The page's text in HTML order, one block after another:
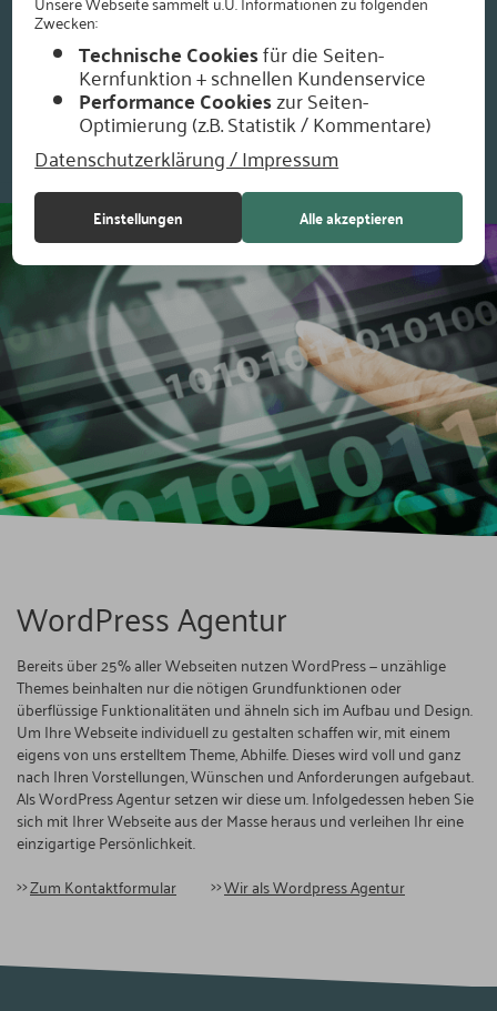
identifizieren wir Verbesserungsmöglichkeiten und setzen gezielte
Maßnahmen um, um Ihre Website für alle Nutzergruppen zu
ermöglichen.
Zum Kontaktformular
Mehr Informationen
WordPress Agentur
Bereits über 25% aller Webseiten nutzen WordPress — unzählige
Themes beinhalten nur die nötigen Grundfunktionen oder
überflüssige Funktionalitäten und ähneln sich im Aufbau und Design.
Um Ihre Webseite individuell zu gestalten schaffen wir, mit einem
eigens von uns erstelltem Theme, Abhilfe. Dieses wird voll und ganz
nach Ihren Vorstellungen, Wünschen und Anforderungen aufgebaut.
Als WordPress Agentur setzen wir diese um. Infolgedessen heben Sie
sich mit Ihrer Webseite aus der Masse heraus und verleihen Ihr eine
einzigartige Persönlichkeit.
Zum Kontaktformular
Wir als Wordpress Agentur
Zwecken:
Technische Cookiesfür die Seiten-
Kernfunktion + schnellen Kundenservice
Performance Cookieszur Seiten-
Optimierung (z.B. Statistik / Kommentare)
Datenschutzerklärung / Impressum
Einstellungen Alle akzeptieren